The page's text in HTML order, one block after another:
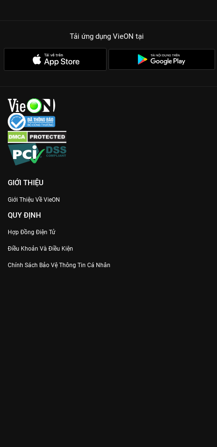
Tải ứng dụng VieON tại
GIỚI THIỆU
Giới Thiệu Về VieON
QUY ĐỊNH
Hợp Đồng Điện Tử
Điều Khoản Và Điều Kiện
Chính Sách Bảo Vệ Thông Tin Cá Nhân